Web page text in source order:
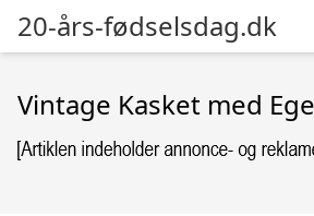
20-års-fødselsdag.dk
Vintage Kasket med